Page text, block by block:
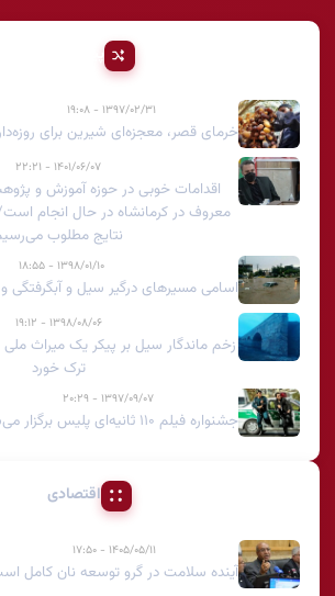
پیشنهادی
۱۳۹۷/۰۲/۳۱ - ۱۹:۰۸
خرمای قصر، معجزه‌ای شیرین برای
۱۴۰۱/۰۶/۰۷ - ۲۲:۲۱
اقدامات خوبی در حوزه آموزش و
معروف در کرمانشاه در حال انجام
نتایج مطلوب
۱۳۹۸/۰۱/۱۰ - ۱۸:۵۵
اسامی مسیرهای درگیر سیل و آبگرفتگی
۱۳۹۸/۰۸/۰۶ - ۱۹:۱۲
زخم ماندگار سیل بر پیکر یک میراث
ترک خورد
۱۳۹۷/۰۹/۰۷ - ۲۰:۲۹
جشنواره فیلم ۱۱۰ ثانیه‌ای پلیس برگزار می‌شود
اقتصادی
۱۴۰۵/۰۵/۱۱ - ۱۷:۵۰
آینده سلامت در گرو توسعه نان کامل